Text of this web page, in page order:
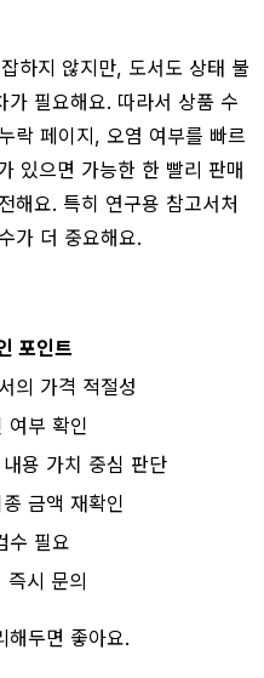
하지 않지만, 도서도 상태 불
가 필요해요. 따라서 상품 수
락 페이지, 오염 여부를 빠르
있으면 가능한 한 빨리 판매
해요. 특히 연구용 참고서처
가 더 중요해요.
포인트
의 가격 적절성
여부 확인
용 가치 중심 판단
금액 재확인
수 필요
즉시 문의
해두면 좋아요.